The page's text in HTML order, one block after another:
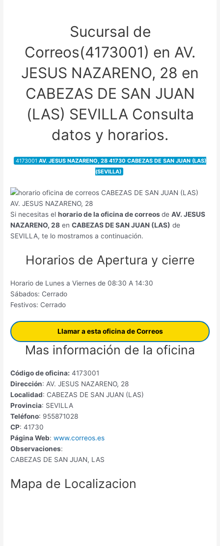
Sucursal de
Correos(4173001) en AV.
JESUS NAZARENO, 28 en
CABEZAS DE SAN JUAN
(LAS) SEVILLA Consulta
datos y horarios.
4173001 AV. JESUS NAZARENO, 28 41730 CABEZAS DE SAN JUAN (LAS)
(SEVILLA)
Si necesitas elhorario de la oficina de correosdeAV. JESUS
NAZARENO, 28 enCABEZAS DE SAN JUAN (LAS) de
SEVILLA, te lo mostramos a continuación.
Horarios de Apertura y cierre
Horario de Lunes a Viernes de 08:30 A 14:30
Sábados: Cerrado
Festivos: Cerrado
Llamar a esta oficina de Correos
Mas información de la oficina
Código de oficina: 4173001
Dirección: AV. JESUS NAZARENO, 28
Localidad: CABEZAS DE SAN JUAN (LAS)
Provincia: SEVILLA
Teléfono: 955871028
CP: 41730
Página Web: www.correos.es
Observaciones:
CABEZAS DE SAN JUAN, LAS
Mapa de Localizacion